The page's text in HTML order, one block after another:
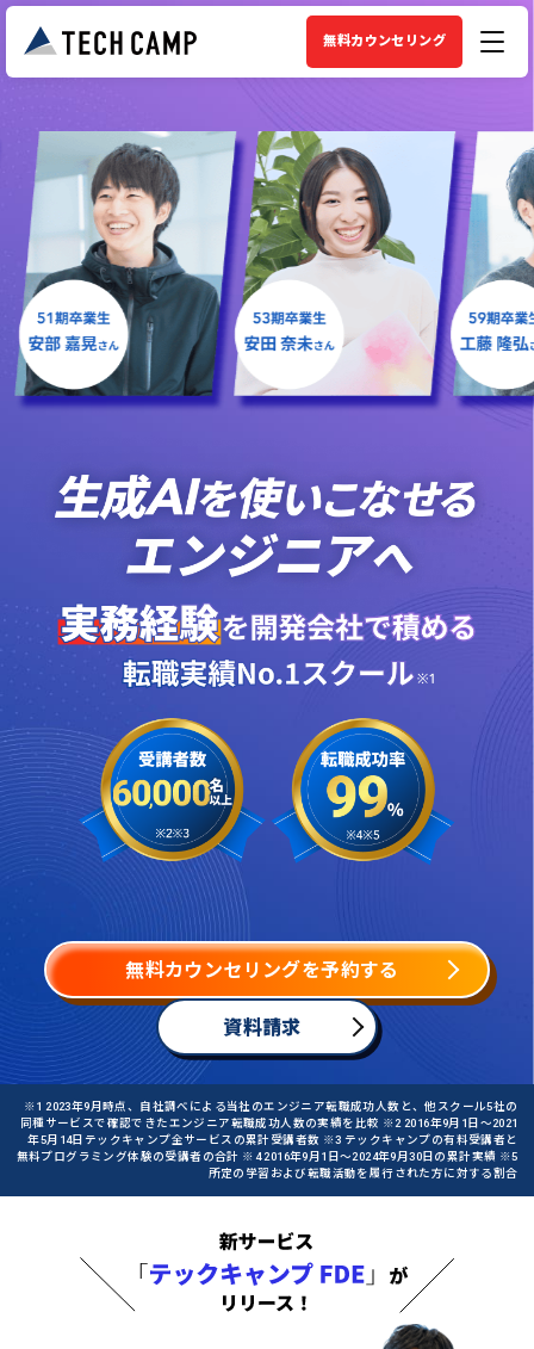
無料カウンセリング
無料カウンセリングを予約する
資料請求
※1 2023年9月時点、自社調べによる当社のエンジニア転職成功人数と、他スクール5社の
同種サービスで確認できたエンジニア転職成功人数の実績を比較 ※2 2016年9月1日〜2021
年5月14日テックキャンプ全サービスの累計受講者数 ※3 テックキャンプの有料受講者と
無料プログラミング体験の受講者の合計 ※4 2016年9月1日〜2024年9月30日の累計実績 ※5
所定の学習および転職活動を履行された方に対する割合